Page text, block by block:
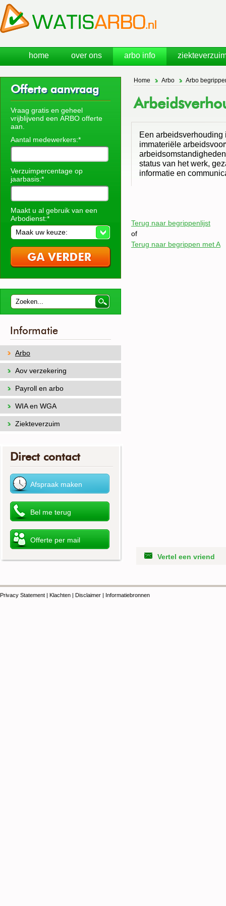
Home Arbo Arbo
Een
immateriële
status van het werk,
informatie en
Terug naar begrippenlijst
of
Terug naar begrippen met A
Vertel een vriend
Offerte aanvraag
Vraag gratis en geheel
vrijblijvend een ARBO offerte
aan.
Aantal medewerkers:*
Verzuimpercentage op
jaarbasis:*
Maakt u al gebruik van een
Arbodienst:*
Maak uw keuze:
Informatie
Arbo
Aov verzekering
Payroll en arbo
WIA en WGA
Ziekteverzuim
Direct contact
Privacy Statement | Klachten | Disclaimer | Informatiebronnen
home over ons arbo info